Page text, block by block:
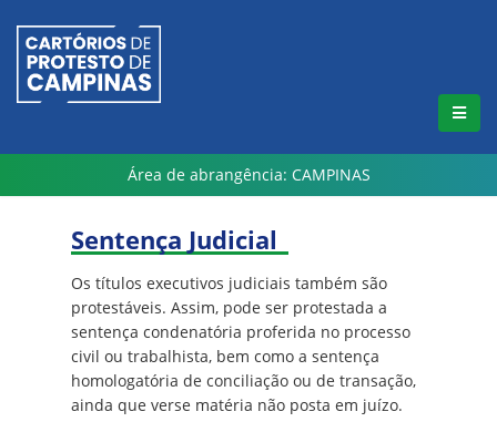
Área de abrangência: CAMPINAS
Sentença Judicial
Os títulos executivos judiciais também são
protestáveis. Assim, pode ser protestada a
sentença condenatória proferida no processo
civil ou trabalhista, bem como a sentença
homologatória de conciliação ou de transação,
ainda que verse matéria não posta em juízo.